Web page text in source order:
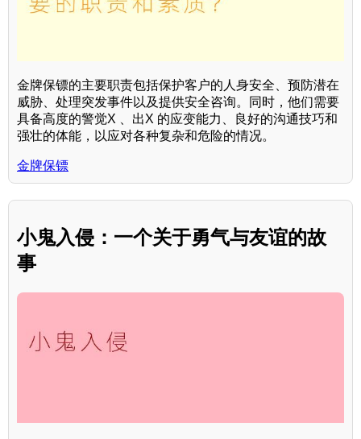
金牌保镖的主要职责包括保护客户的人身安全、预防潜在
威胁、处理突发事件以及提供安全咨询。同时，他们需要
具备高度的警觉X 、出X 的应变能力、良好的沟通技巧和
强壮的体能，以应对各种复杂和危险的情况。
金牌保镖
小鬼入侵：一个关于勇气与友谊的故
事